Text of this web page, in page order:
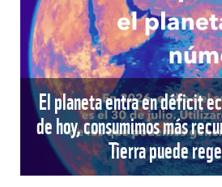
El planeta entra en déficit
de hoy, consumimos más
Tierra puede